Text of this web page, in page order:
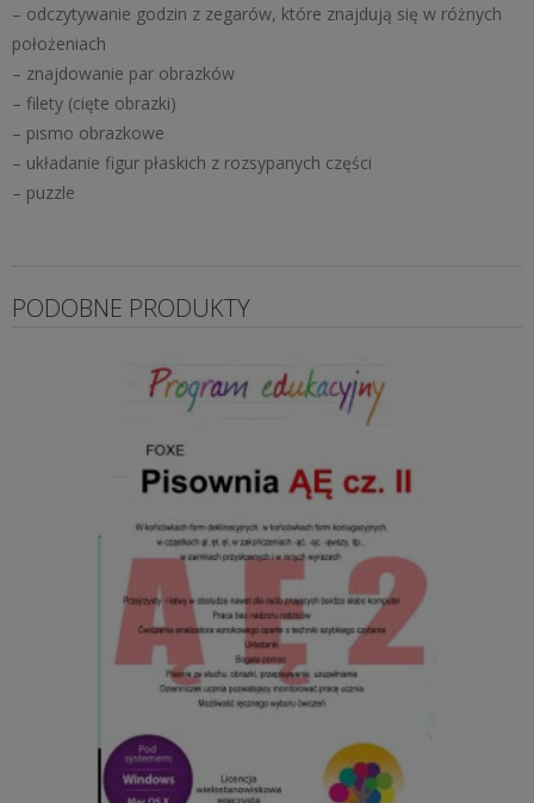
– odczytywanie godzin z zegarów, które znajdują się w różnych
położeniach
– znajdowanie par obrazków
– filety (cięte obrazki)
– pismo obrazkowe
– układanie figur płaskich z rozsypanych części
– puzzle
PODOBNE PRODUKTY